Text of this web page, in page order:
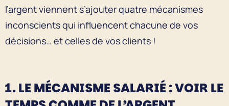
l’argent viennent s’ajouter quatre mécanismes
inconscients qui influencent chacune de vos
décisions… et celles de vos clients !
1. LE MÉCANISME SALARIÉ : VOIR LE